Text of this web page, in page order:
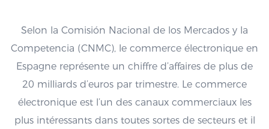
Selon la Comisión Nacional de los Mercados y la
Competencia (CNMC), le commerce électronique en
Espagne représente un chiffre d’affaires de plus de
20 milliards d’euros par trimestre. Le commerce
électronique est l’un des canaux commerciaux les
plus intéressants dans toutes sortes de secteurs et il